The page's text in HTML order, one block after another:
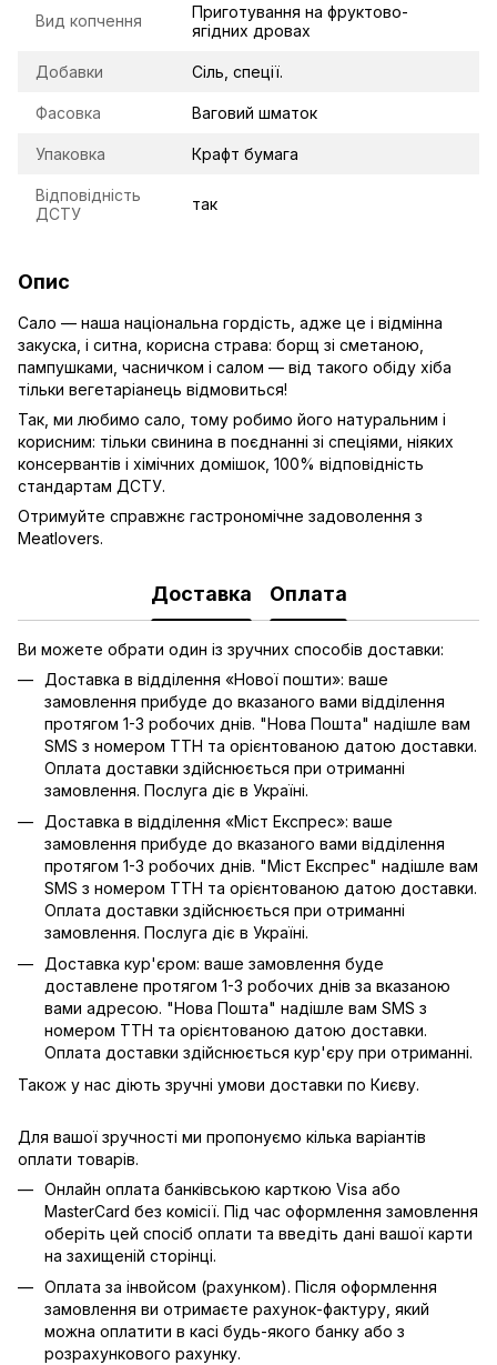
Вид копчення
Приготування на фруктово-
ягідних дровах
Добавки Сіль, спеції.
Фасовка Ваговий шматок
Упаковка Крафт бумага
Відповідність
ДСТУ
так
Опис
Сало — наша національна гордість, адже це і відмінна
закуска, і ситна, корисна страва: борщ зі сметаною,
пампушками, часничком і салом — від такого обіду хіба
тільки вегетаріанець відмовиться!
Так, ми любимо сало, тому робимо його натуральним і
корисним: тільки свинина в поєднанні зі спеціями, ніяких
консервантів і хімічних домішок, 100% відповідність
стандартам ДСТУ.
Отримуйте справжнє гастрономічне задоволення з
Meatlovers.
Доставка Оплата
Ви можете обрати один із зручних способів доставки:
Доставка в відділення «Нової пошти»: ваше
замовлення прибуде до вказаного вами відділення
протягом 1-3 робочих днів. "Нова Пошта" надішле вам
SMS з номером ТТН та орієнтованою датою доставки.
Оплата доставки здійснюється при отриманні
замовлення. Послуга діє в Україні.
Доставка в відділення «Міст Експрес»: ваше
замовлення прибуде до вказаного вами відділення
протягом 1-3 робочих днів. "Міст Експрес" надішле вам
SMS з номером ТТН та орієнтованою датою доставки.
Оплата доставки здійснюється при отриманні
замовлення. Послуга діє в Україні.
Доставка кур'єром: ваше замовлення буде
доставлене протягом 1-3 робочих днів за вказаною
вами адресою. "Нова Пошта" надішле вам SMS з
номером ТТН та орієнтованою датою доставки.
Оплата доставки здійснюється кур'єру при отриманні.
Також у нас діють зручні умови доставки по Києву.
Для вашої зручності ми пропонуємо кілька варіантів
оплати товарів.
Онлайн оплата банківською карткою Visa або
MasterCard без комісії. Під час оформлення замовлення
оберіть цей спосіб оплати та введіть дані вашої карти
на захищеній сторінці.
Оплата за інвойсом (рахунком). Після оформлення
замовлення ви отримаєте рахунок-фактуру, який
можна оплатити в касі будь-якого банку або з
розрахункового рахунку.